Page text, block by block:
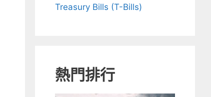
Treasury Bills (T-Bills)
熱門排行